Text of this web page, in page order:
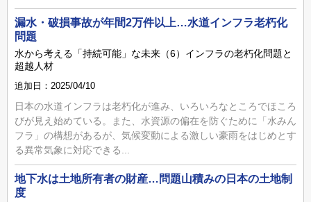
漏水・破損事故が年間2万件以上…水道インフラ老朽化
問題
水から考える「持続可能」な未来（6）インフラの老朽化問題と
超越人材
追加日：2025/04/10
日本の水道インフラは老朽化が進み、いろいろなところでほころ
びが見え始めている。また、水資源の偏在を防ぐために「水みん
フラ」の構想があるが、気候変動による激しい豪雨をはじめとす
る異常気象に対応できる...
地下水は土地所有者の財産…問題山積みの日本の土地制
度